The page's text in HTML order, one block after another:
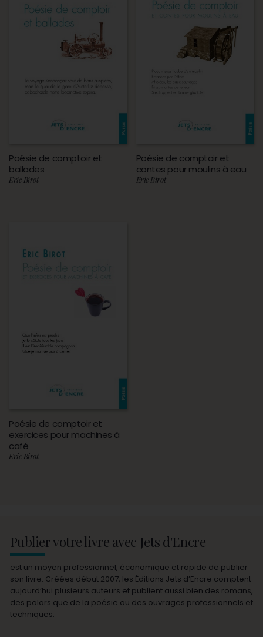
Poésie de comptoir et
ballades
Eric Birot
Poésie de comptoir et
contes pour moulins à eau
Eric Birot
Poésie de comptoir et
exercices pour machines à
café
Eric Birot
Publier votre livre avec Jets d'Encre
est un moyen professionnel, économique et rapide de publier
son livre. Créées début 2007, les Éditions Jets d’Encre comptent
aujourd’hui plusieurs auteurs et publient aussi bien des romans,
des polars que de la poésie ou des ouvrages professionnels et
techniques.